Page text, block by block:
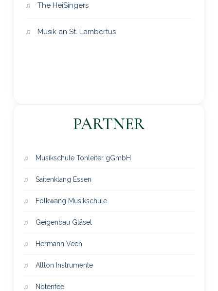
The HeiSingers
Musik an St. Lambertus
PARTNER
Musikschule Tonleiter gGmbH
Saitenklang Essen
Folkwang Musikschule
Geigenbau Gläsel
Hermann Veeh
Allton Instrumente
Notenfee